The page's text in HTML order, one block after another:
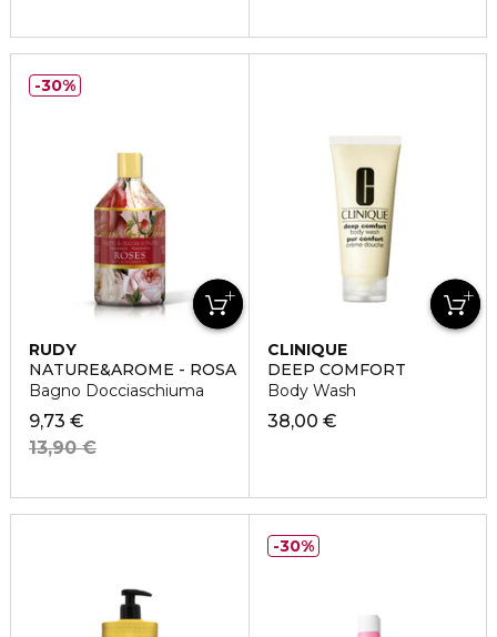
RUDY
NATURE&AROME - ROSA
Bagno Docciaschiuma
9,73 €
13,90 €
30%
CLINIQUE
DEEP COMFORT
Body Wash
38,00 €
30%